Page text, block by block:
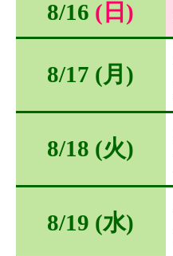
8/16 (日)
8/17 (月)
8/18 (火)
8/19 (水)